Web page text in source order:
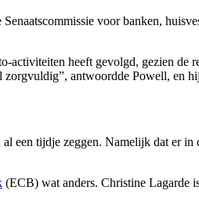
voor banken,
heeft gevolgd, gezien
antwoordde Powell, en
een tijdje zeggen. Namelijk dat er
(ECB) wat anders. Christine Lagarde